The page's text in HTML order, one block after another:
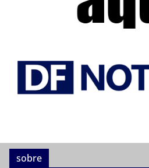
sobre